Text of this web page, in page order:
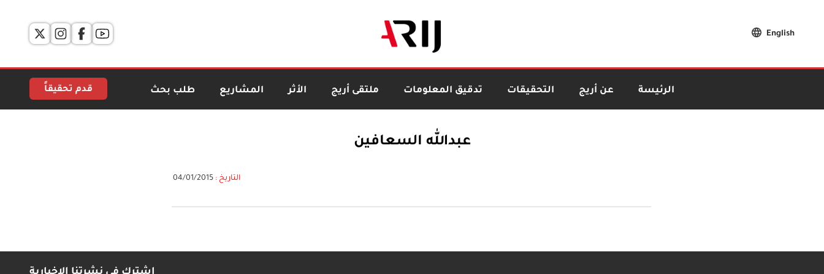
English
الرئيسة عن أريج التحقيقات تدقيق المعلومات ملتقى أريج الأثر المشاريع طلب بحث قدم تحقيقاً
عبدالله السعافين
التاريخ : 04/01/2015